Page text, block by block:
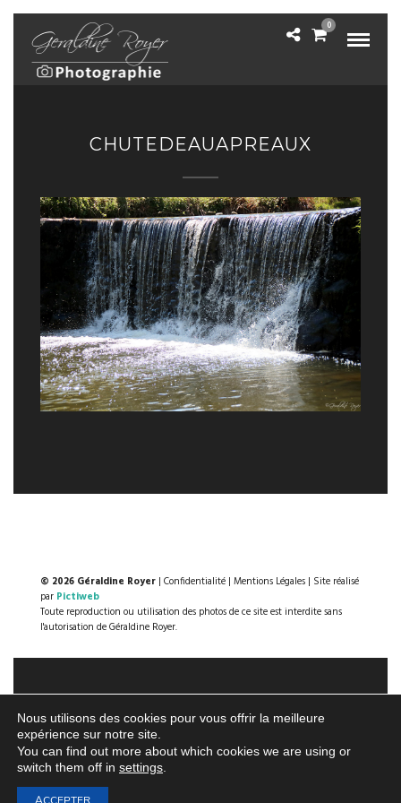
0
CHUTEDEAUAPREAUX
© 2026 Géraldine Royer | Confidentialité | Mentions Légales | Site réalisé
par Pictiweb
Toute reproduction ou utilisation des photos de ce site est interdite sans
l'autorisation de Géraldine Royer.
Nous utilisons des cookies pour vous offrir la meilleure
expérience sur notre site.
You can find out more about which cookies we are using or
switch them off in settings